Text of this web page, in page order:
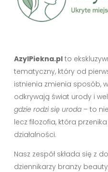
AzylPiekna.plto
tematyczny, który od
istnienia zmienia sposób,
odkrywają świat urody i
gdzie rodzi się uroda– to
lecz filozofia, która
działalności.
Nasz zespół składa się z
dziennikarzy branży